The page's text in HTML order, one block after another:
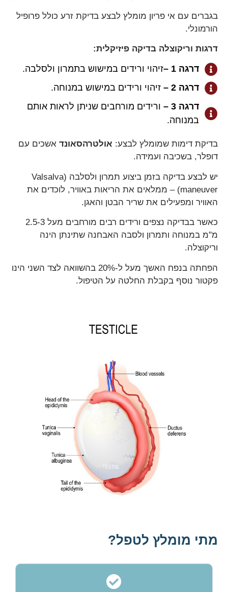
בגברים עם אי פריון מומלץ לבצע בדיקת זרע כולל פרופיל
הורמונלי.
דרגות וריקוצלה בדיקה פיזיקלית:
דרגה 1 –
זיהוי ורידים במישוש בתמרון ולסלבה.
דרגה 2 –
זיהוי ורידים במישוש במנוחה.
דרגה 3 –
ורידים מורחבים שניתן לראות אותם
במנוחה.
בדיקת דימות שמומלץ לבצע: אולטרהסאונד אשכים עם
דופלר, בשכיבה ועמידה.
יש לבצע בדיקה בזמן ביצוע תמרון ולסלבה (Valsalva
maneuver) – ממלאים את הריאות באוויר, לוכדים את
האוויר ומפעילים את שריר הבטן והאגן.
כאשר בבדיקה נצפים ורידים רבים מורחבים מעל 2.5-3
מ"מ במנוחה ותמרון ולסבה האבחנה שתינתן הינה
וריקוצלה.
הפחתה בנפח האשך מעל ל-20% בהשוואה לצד השני הינו
פקטור נוסף בקבלת החלטה על הטיפול.
מתי מומלץ לטפל?